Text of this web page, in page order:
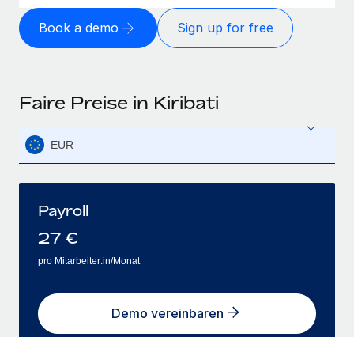
Book a demo Sign up for free
Faire Preise in Kiribati
EUR
Payroll
27 €
pro Mitarbeiter:in/Monat
Demo vereinbaren